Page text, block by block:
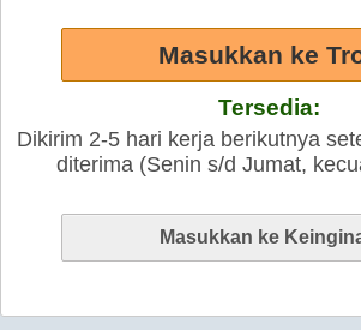
Tersedia:
Dikirim 2-5 hari kerja berikutnya
diterima (Senin s/d Jumat,